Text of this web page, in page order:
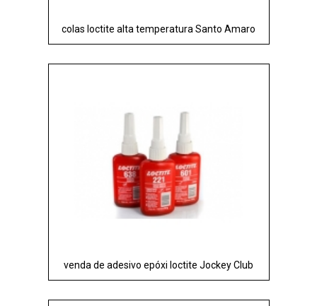
colas loctite alta temperatura Santo Amaro
venda de adesivo epóxi loctite Jockey Club